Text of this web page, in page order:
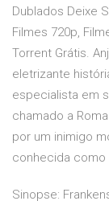
Dublados Deixe
Filmes 720p,
Torrent Grátis.
eletrizante
especialista em
chamado a
por um inimigo
conhecida como
Sinopse: